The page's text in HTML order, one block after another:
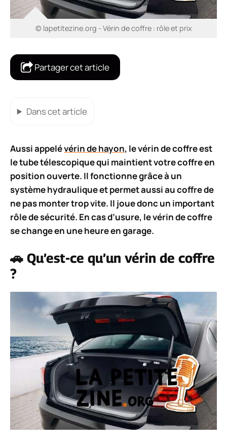
© lapetitezine.org - Vérin de coffre : rôle et prix
Partager cet article
Dans cet article
Aussi appelévérin de hayon, le vérin de coffre est
le tube télescopique qui maintient votre coffre en
position ouverte. Il fonctionne grâce à un
système hydraulique et permet aussi au coffre de
ne pas monter trop vite. Il joue donc un important
rôle de sécurité. En cas d’usure, le vérin de coffre
se change en une heure en garage.
🚗 Qu’est-ce qu’un vérin de coffre
?